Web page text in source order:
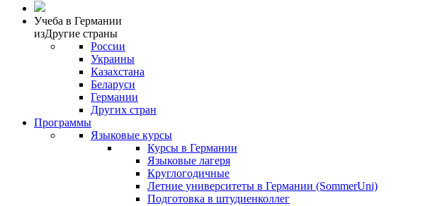
Учеба в Германии
изДругие страны
России
Украины
Казахстана
Беларуси
Германии
Других стран
Программы
Языковые курсы
Курсы в Германии
Языковые лагеря
Круглогодичные
Летние университеты в Германии (SommerUni)
Подготовка в штудиенколлег